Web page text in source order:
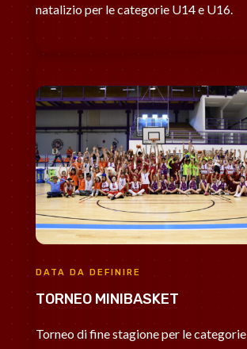
natalizio per le categorie U14 e U16.
DATA DA DEFINIRE
TORNEO MINIBASKET
Torneo di fine stagione per le categorie